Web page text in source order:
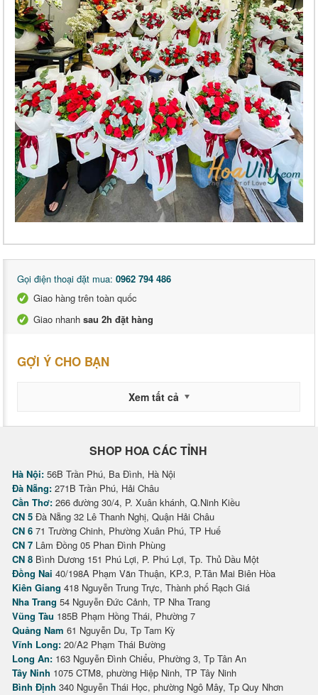
Gọi điện thoại đặt mua: 0962 794 486
Giao hàng trên toàn quốc
Giao nhanh sau 2h đặt hàng
GỢI Ý CHO BẠN
Xem tất cả
SHOP HOA CÁC TỈNH
Hà Nội: 56B Trần Phú, Ba Đình, Hà Nội
Đà Nẵng: 271B Trần Phú, Hải Châu
Cần Thơ: 266 đường 30/4, P. Xuân khánh, Q.Ninh Kiều
CN 5 Đà Nẵng 32 Lê Thanh Nghị, Quận Hải Châu
CN 6 71 Trường Chinh, Phường Xuân Phú, TP Huế
CN 7 Lâm Đồng 05 Phan Đình Phùng
CN 8 Bình Dương 151 Phú Lợi, P. Phú Lợi, Tp. Thủ Dầu Một
Đồng Nai 40/198A Phạm Văn Thuận, KP.3, P.Tân Mai Biên Hòa
Kiên Giang 418 Nguyễn Trung Trực, Thành phố Rạch Giá
Nha Trang 54 Nguyễn Đức Cảnh, TP Nha Trang
Vũng Tàu 185B Phạm Hồng Thái, Phường 7
Quảng Nam 61 Nguyễn Du, Tp Tam Kỳ
Vĩnh Long: 20/A2 Phạm Thái Bường
Long An: 163 Nguyễn Đình Chiểu, Phường 3, Tp Tân An
Tây Ninh 1075 CTM8, phường Hiệp Ninh, TP Tây Ninh
Bình Định 340 Nguyễn Thái Học, phường Ngô Mây, Tp Quy Nhơn